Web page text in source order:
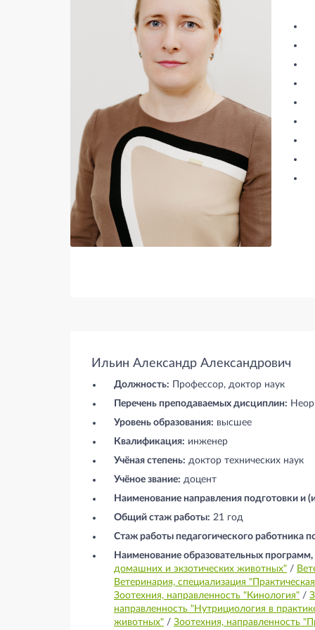
Ильин Александр Александрович
Должность:
Профессор, доктор наук
Перечень преподаваемых дисциплин:
Уровень образования: высшее
Квалификация: инженер
Учёная степень: доктор технических наук
Учёное звание: доцент
Наименование направления подготовки и
Общий стаж работы: 21 год
Стаж работы педагогического работника
Наименование образовательных
домашних и экзотических животных" /
Ветеринария, специализация
Зоотехния, направленность "Кинология" /
направленность "Нутрициология в
животных" / Зоотехния, направленность